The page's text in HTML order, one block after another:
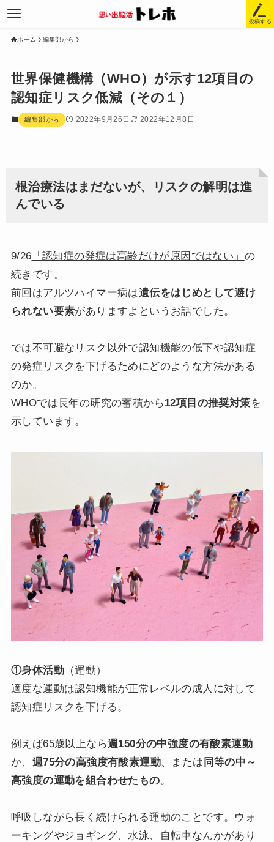
投稿する
ホーム 編集部から
世界保健機構（WHO）が示す12項目の
認知症リスク低減（その１）
編集部から 2022年9月26日 2022年12月8日
根治療法はまだないが、リスクの解明は進
んでいる
9/26 「認知症の発症は高齢だけが原因ではない」 の
続きです。
前回はアルツハイマー病は遺伝をはじめとして避け
られない要素がありますよというお話でした。
では不可避なリスク以外で認知機能の低下や認知症
の発症リスクを下げるためにどのような方法がある
のか。
WHOでは長年の研究の蓄積から12項目の推奨対策を
示しています。
①身体活動（運動）
適度な運動は認知機能が正常レベルの成人に対して
認知症リスクを下げる。
例えば65歳以上なら週150分の中強度の有酸素運動
か、 週75分の高強度有酸素運動、または 同等の中～
高強度の運動を組合わせたもの。
呼吸しながら長く続けられる運動のことです。ウォ
ーキングやジョギング、水泳、自転車なんかがあり